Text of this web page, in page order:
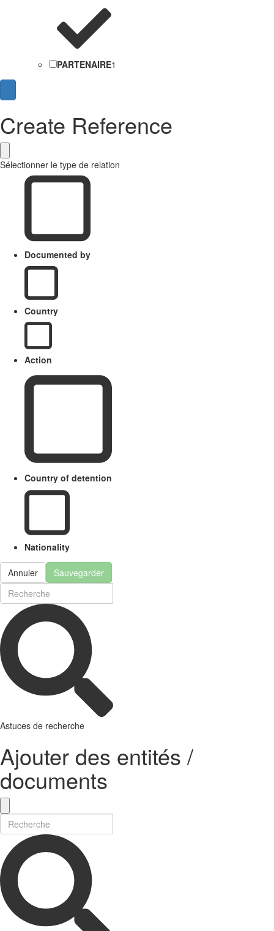
PARTENAIRE1
Create Reference
Sélectionner le type de relation
Documented by
Country
Action
Country of detention
Nationality
Annuler Sauvegarder
Astuces de recherche
Ajouter des entités /
documents